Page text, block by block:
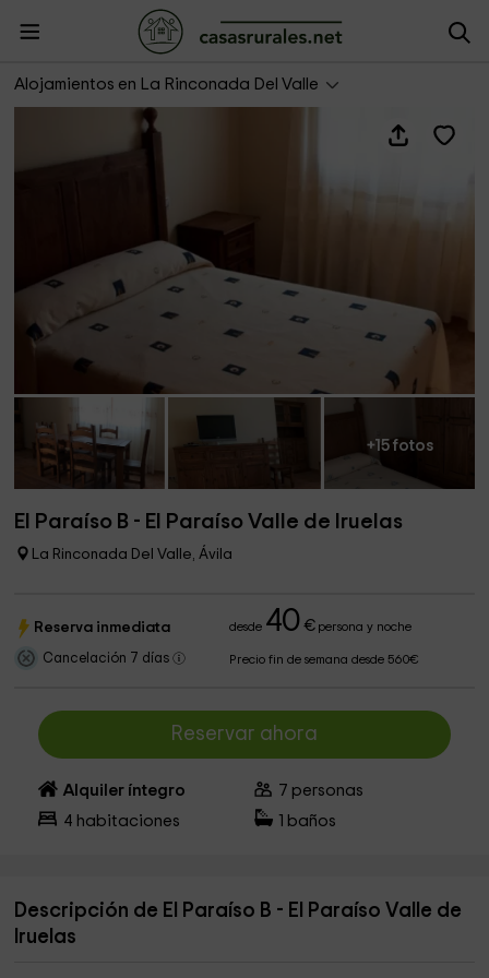
Alojamientos en La Rinconada Del Valle
El Paraíso B - El Paraíso Valle de Iruelas
+15 fotos
El Paraíso B - El Paraíso Valle de Iruelas
La Rinconada Del Valle, Ávila
Reserva inmediata desde 40 €persona y noche
Cancelación 7 días Precio fin de semana desde 560€
Reservar ahora
Alquiler íntegro 7 personas
4 habitaciones baños
Descripción de El Paraíso B - El Paraíso Valle de
Iruelas